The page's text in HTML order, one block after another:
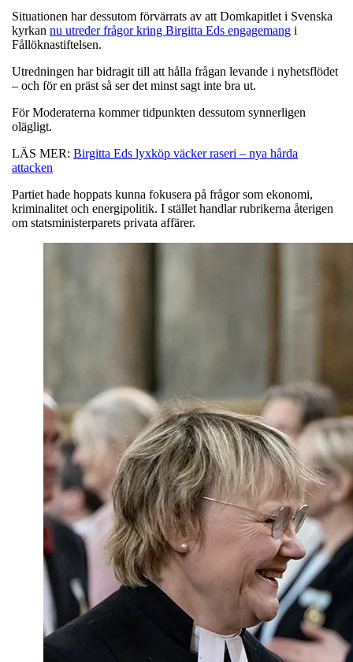
Situationen har dessutom förvärrats av att Domkapitlet i Svenska
kyrkan nu utreder frågor kring Birgitta Eds engagemang i
Fållöknastiftelsen.
Utredningen har bidragit till att hålla frågan levande i nyhetsflödet
– och för en präst så ser det minst sagt inte bra ut.
För Moderaterna kommer tidpunkten dessutom synnerligen
olägligt.
LÄS MER: Birgitta Eds lyxköp väcker raseri – nya hårda
attacken
Partiet hade hoppats kunna fokusera på frågor som ekonomi,
kriminalitet och energipolitik. I stället handlar rubrikerna återigen
om statsministerparets privata affärer.